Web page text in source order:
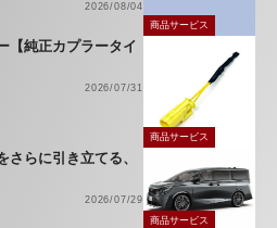
2026/08/04
商品サービス
【純正カプラータイ
2026/07/31
商品サービス
らに引き立てる、
2026/07/29
商品サービス